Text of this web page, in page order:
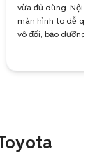
vừa đủ dùng. Nội
màn hình to dễ
vô đối, bảo dưỡng